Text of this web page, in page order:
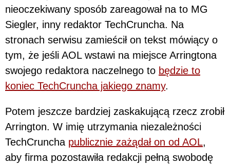
nieoczekiwany sposób zareagował na to MG
Siegler, inny redaktor TechCruncha. Na
stronach serwisu zamieścił on tekst mówiący o
tym, że jeśli AOL wstawi na miejsce Arringtona
swojego redaktora naczelnego to będzie to
koniec TechCruncha jakiego znamy.
Potem jeszcze bardziej zaskakującą rzecz zrobił
Arrington. W imię utrzymania niezależności
TechCruncha publicznie zażądał on od AOL,
aby firma pozostawiła redakcji pełną swobodę